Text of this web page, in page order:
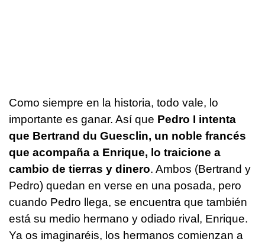
Como siempre en la historia, todo vale, lo
importante es ganar. Así que Pedro I intenta
que Bertrand du Guesclin, un noble francés
que acompaña a Enrique, lo traicione a
cambio de tierras y dinero. Ambos (Bertrand y
Pedro) quedan en verse en una posada, pero
cuando Pedro llega, se encuentra que también
está su medio hermano y odiado rival, Enrique.
Ya os imaginaréis, los hermanos comienzan a